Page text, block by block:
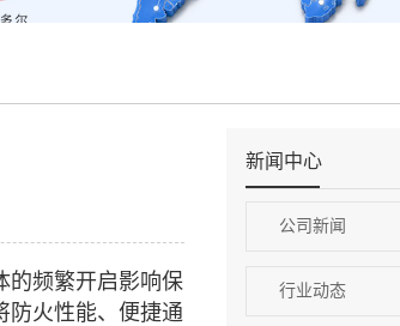
新闻中心
公司新闻
行业动态
的频繁开启影响保
防火性能、便捷通